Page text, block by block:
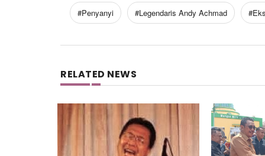
#Penyanyi #Legendaris Andy Achmad
RELATED NEWS